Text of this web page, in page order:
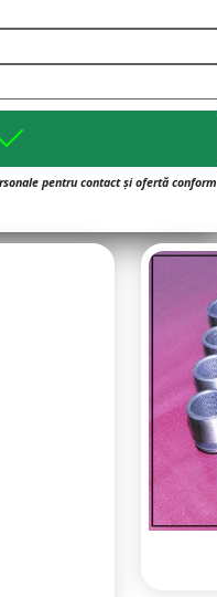
pentru contact și ofertă conform